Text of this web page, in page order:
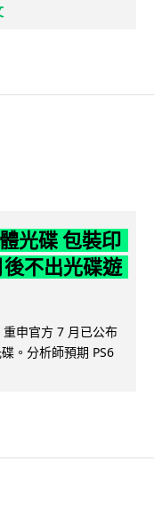
光碟 包裝印
不出光碟遊
申官方 7 月已公布
。分析師預期 PS6